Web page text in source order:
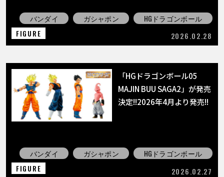
バンダイ ガシャポン
HGドラゴンボール
FIGURE
2026.02.28
「HGドラゴンボール05
MAJIN BUU SAGA2」が発売
決定!!2026年4月より発売!!
バンダイ ガシャポン
HGドラゴンボール
FIGURE
2026.02.27